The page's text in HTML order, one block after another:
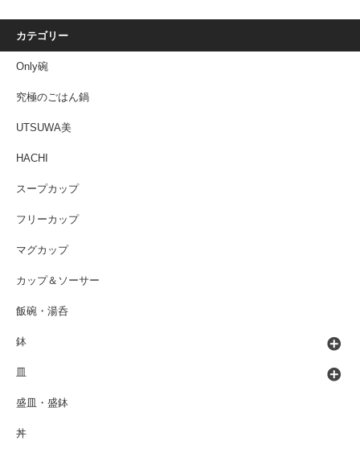
カテゴリー
Only碗
究極のごはん鍋
UTSUWA美
HACHI
スープカップ
フリーカップ
マグカップ
カップ＆ソーサー
飯碗・湯呑
鉢
皿
盛皿・盛鉢
丼